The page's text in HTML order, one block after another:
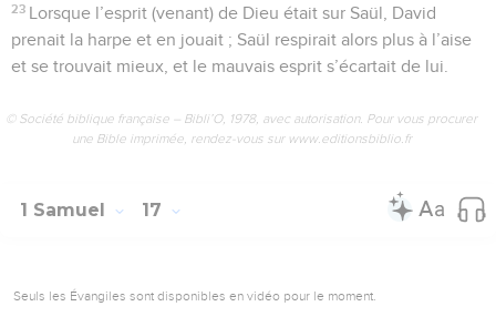
23 Lorsque l’esprit (venant) de Dieu était sur Saül, David
prenait la harpe et en jouait ; Saül respirait alors plus à l’aise
et se trouvait mieux, et le mauvais esprit s’écartait de lui.
© Société biblique française – Bibli’O, 1978, avec autorisation. Pour vous procurer
une Bible imprimée, rendez-vous sur www.editionsbiblio.fr
1 Samuel 17
Seuls les Évangiles sont disponibles en vidéo pour le moment.